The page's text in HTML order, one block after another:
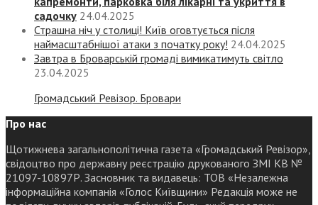
садочку 24.04.2025
Страшна ніч у столиці! Київ оговтується після
наймасштабнішої атаки з початку року! 24.04.2025
Завтра в Броварській громаді вимикатимуть світло
23.04.2025
Громадський Ревізор. Бровари
Про нас
Щотижнева загальнополітична газета «Громадський Ревізор»,
свідоцтво про державну реєстрацію друкованого ЗМІ КВ №
21097-10897Р. Засновник та видавець: ТОВ «Незалежна
інформаційна компанія «Голос Київщини» Редакція може не